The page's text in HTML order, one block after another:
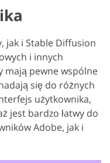
jak i Stable Diffusion
i innych
mają pewne wspólne
się do różnych
użytkownika,
jest bardzo łatwy do
Adobe, jak i